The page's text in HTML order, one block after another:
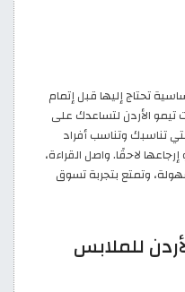
تحتاج إليها قبل إتمام
تيمو الأردن لتساعدك على
تناسبك وتناسب أفراد
لاحقًا. واصل القراءة،
وتمتع بتجربة تسوق
للملابس